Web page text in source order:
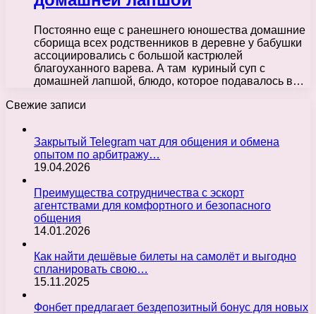
Постоянно еще с ранешнего юношества домашние
сборища всех родственников в деревне у бабушки
ассоциировались с большой кастрюлей
благоуханного варева. А там куриный суп с
домашней лапшой, блюдо, которое подавалось в…
Свежие записи
Закрытый Telegram чат для общения и обмена
опытом по арбитражу…
19.04.2026
Преимущества сотрудничества с эскорт
агентствами для комфортного и безопасного
общения
14.01.2026
Как найти дешёвые билеты на самолёт и выгодно
спланировать свою…
15.11.2025
Фонбет предлагает бездепозитный бонус для новых